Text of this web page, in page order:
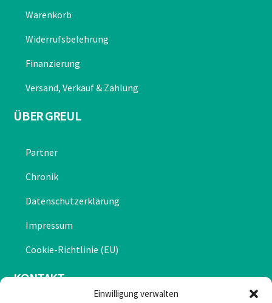
Einwilligung verwalten
Warenkorb
Widerrufsbelehrung
Finanzierung
Versand, Verkauf & Zahlung
ÜBER GREUL
Partner
Chronik
Datenschutzerklärung
Impressum
Cookie-Richtlinie (EU)
KONTAKT